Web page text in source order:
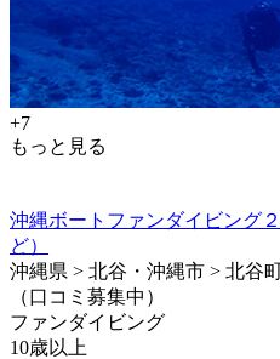
+7
もっと見る
沖縄ボートファンダイビング
ど）
沖縄県 > 北谷・沖縄市 > 北谷
（口コミ募集中）
ファンダイビング
10歳以上